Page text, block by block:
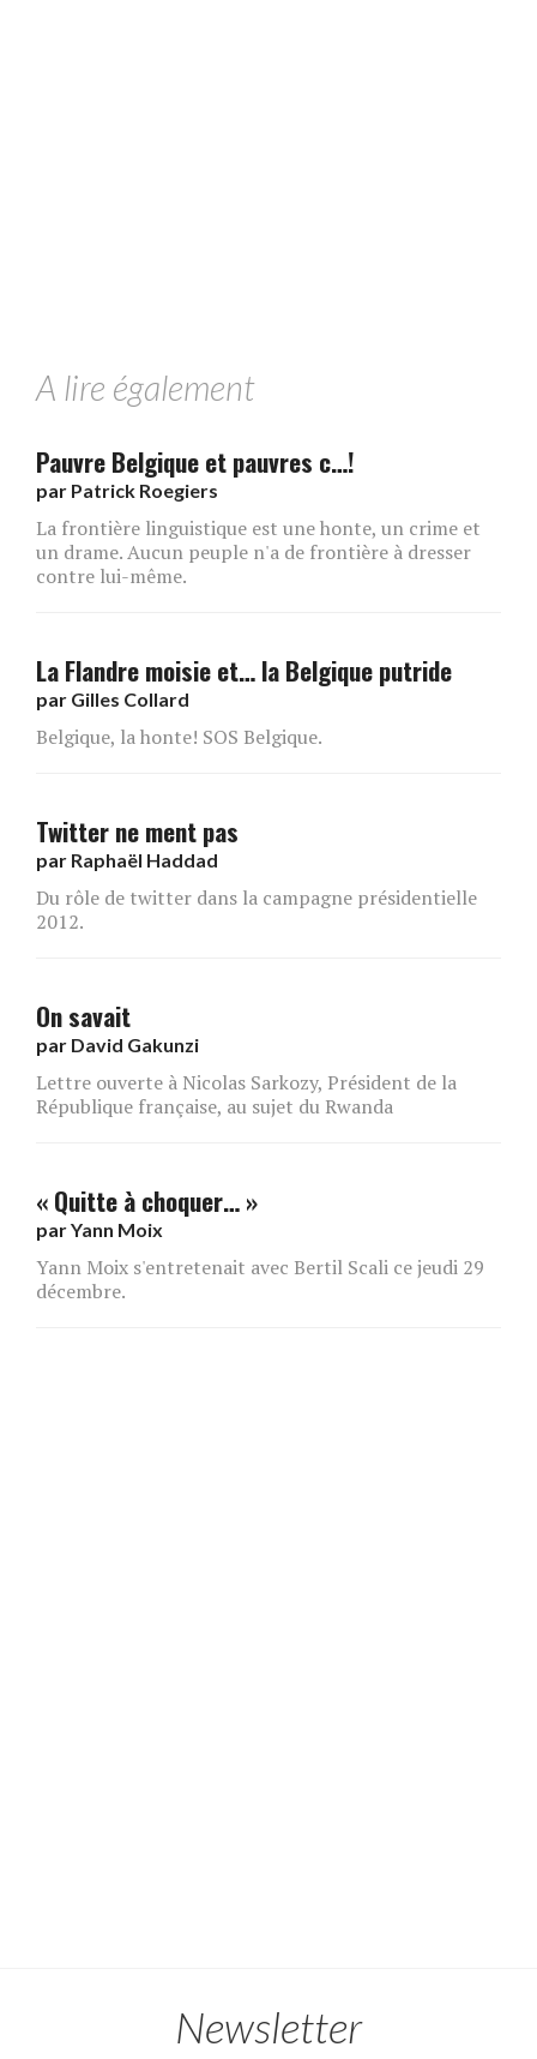
A lire également
Pauvre Belgique et pauvres c…!
par Patrick Roegiers
La frontière linguistique est une honte, un crime et
un drame. Aucun peuple n'a de frontière à dresser
contre lui-même.
La Flandre moisie et… la Belgique putride
par Gilles Collard
Belgique, la honte! SOS Belgique.
Twitter ne ment pas
par Raphaël Haddad
Du rôle de twitter dans la campagne présidentielle
2012.
On savait
par David Gakunzi
Lettre ouverte à Nicolas Sarkozy, Président de la
République française, au sujet du Rwanda
« Quitte à choquer… »
parYann Moix
Yann Moix s'entretenait avec Bertil Scali ce jeudi 29
décembre.
Newsletter